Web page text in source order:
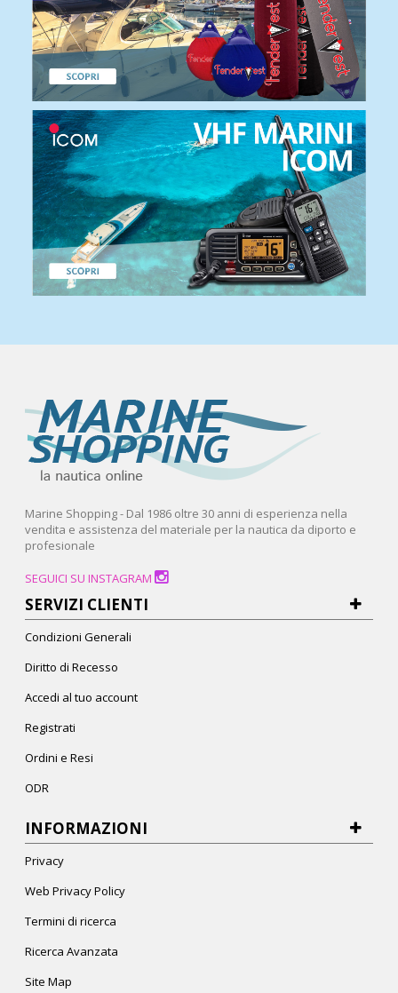
Marine Shopping - Dal 1986 oltre 30 anni di esperienza nella
vendita e assistenza del materiale per la nautica da diporto e
profesionale
SEGUICI SU INSTAGRAM
SERVIZI CLIENTI
Condizioni Generali
Diritto di Recesso
Accedi al tuo account
Registrati
Ordini e Resi
ODR
INFORMAZIONI
Privacy
Web Privacy Policy
Termini di ricerca
Ricerca Avanzata
Site Map